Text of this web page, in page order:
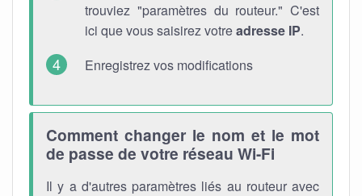
trouviez "paramètres du routeur." C'est
ici que vous saisirez votreadresse IP.
Enregistrez vos modifications
Comment changer le nom et le mot
de passe de votre réseau Wi-Fi
Il y a d'autres paramètres liés au routeur avec